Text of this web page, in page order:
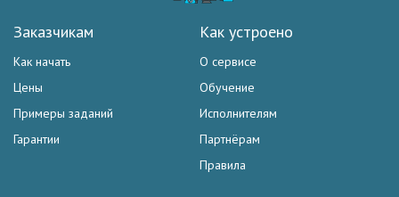
Заказчикам
Как начать
Цены
Примеры заданий
Гарантии
Как устроено
О сервисе
Обучение
Исполнителям
Партнёрам
Правила